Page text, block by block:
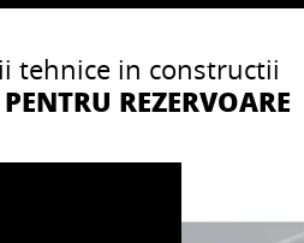
tehnice in constructii
REZERVOARE